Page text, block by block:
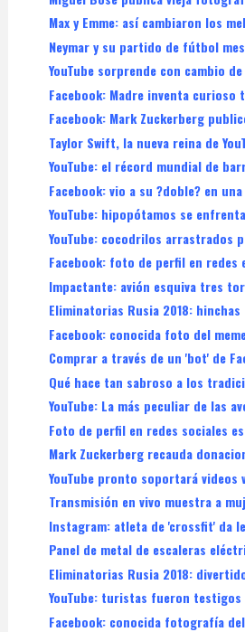
Max y Emme: así cambiaron los
Neymar y su partido de fútbol
YouTube sorprende con cambio
Facebook: Madre inventa
Facebook: Mark Zuckerberg
Taylor Swift, la nueva reina de
YouTube: el récord mundial de
Facebook: vio a su ?doble? en
YouTube: hipopótamos se
YouTube: cocodrilos arrastrados
Facebook: foto de perfil en redes
Impactante: avión esquiva tres
Eliminatorias Rusia 2018:
Facebook: conocida foto del
Comprar a través de un 'bot' de
Qué hace tan sabroso a los
YouTube: La más peculiar de las
Foto de perfil en redes sociales
Mark Zuckerberg recauda
YouTube pronto soportará videos
Transmisión en vivo muestra a
Instagram: atleta de 'crossfit' da
Panel de metal de escaleras
Eliminatorias Rusia 2018:
YouTube: turistas fueron
Facebook: conocida fotografía